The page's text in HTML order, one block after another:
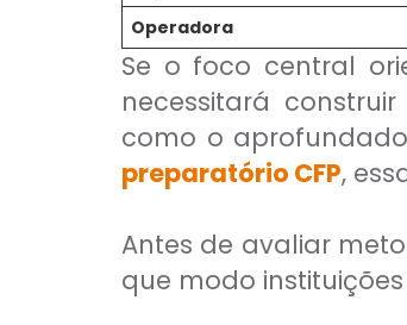
Operadora
Se o foco central
necessitará
como o aprofundado
preparatório CFP,
Antes de avaliar
que modo